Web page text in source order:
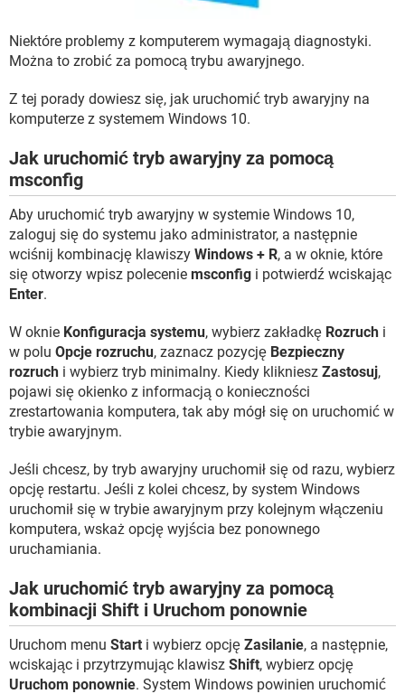
Niektóre problemy z komputerem wymagają diagnostyki.
Można to zrobić za pomocą trybu awaryjnego.
Z tej porady dowiesz się, jak uruchomić tryb awaryjny na
komputerze z systemem Windows 10.
Jak uruchomić tryb awaryjny za pomocą
msconfig
Aby uruchomić tryb awaryjny w systemie Windows 10,
zaloguj się do systemu jako administrator, a następnie
wciśnij kombinację klawiszy Windows + R, a w oknie, które
się otworzy wpisz polecenie msconfig i potwierdź wciskając
Enter.
W oknie Konfiguracja systemu, wybierz zakładkę Rozruch i
w polu Opcje rozruchu, zaznacz pozycję Bezpieczny
rozruch i wybierz tryb minimalny. Kiedy klikniesz Zastosuj,
pojawi się okienko z informacją o konieczności
zrestartowania komputera, tak aby mógł się on uruchomić w
trybie awaryjnym.
Jeśli chcesz, by tryb awaryjny uruchomił się od razu, wybierz
opcję restartu. Jeśli z kolei chcesz, by system Windows
uruchomił się w trybie awaryjnym przy kolejnym włączeniu
komputera, wskaż opcję wyjścia bez ponownego
uruchamiania.
Jak uruchomić tryb awaryjny za pomocą
kombinacji Shift i Uruchom ponownie
Uruchom menu Start i wybierz opcję Zasilanie, a następnie,
wciskając i przytrzymując klawisz Shift, wybierz opcję
Uruchom ponownie. System Windows powinien uruchomić